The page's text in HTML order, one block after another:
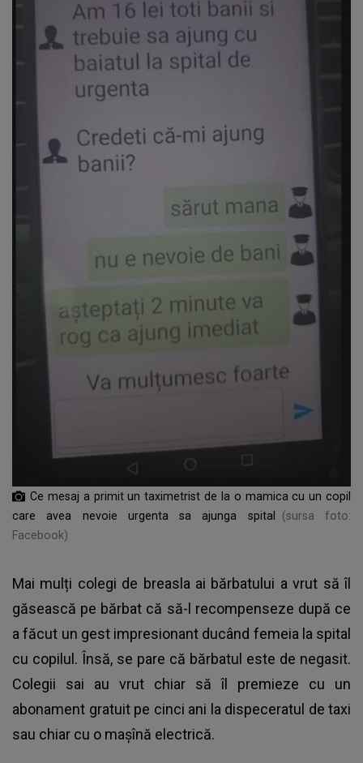
Ce mesaj a primit un taximetrist de la o mamica cu un copil
care avea nevoie urgenta sa ajunga spital
(sursa foto:
Facebook)
Mai mulți colegi de breasla ai bărbatului a vrut să îl
găsească pe bărbat că să-l recompenseze după ce
a făcut un gest impresionant ducând femeia la spital
cu copilul. Însă, se pare că bărbatul este de negasit.
Colegii sai au vrut chiar să îl premieze cu un
abonament gratuit pe cinci ani la dispeceratul de taxi
sau chiar cu o mașînă electrică.